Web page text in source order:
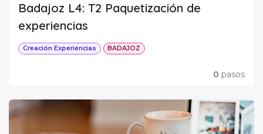
Badajoz L4: T2 Paquetización de
experiencias
Creación Experiencias BADAJOZ
0 pasos